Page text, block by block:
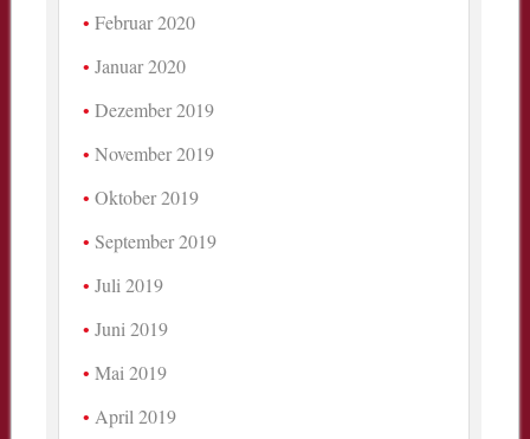
Februar 2020
Januar 2020
Dezember 2019
November 2019
Oktober 2019
September 2019
Juli 2019
Juni 2019
Mai 2019
April 2019